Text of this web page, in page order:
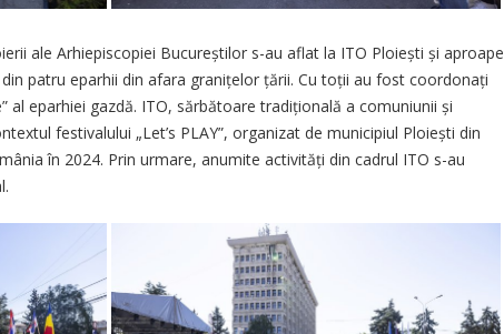
ale Arhiepiscopiei Bucu­reștilor s-au aflat la ITO Ploiești și aproape
patru eparhii din afara granițelor țării. Cu toții au fost coordonați
al eparhiei gazdă. ITO, sărbătoare tradițională a comuniunii și
festivalului „Let’s PLAY”, organizat de municipiul Ploiești din
în 2024. Prin urmare, anumite activități din cadrul ITO s-au